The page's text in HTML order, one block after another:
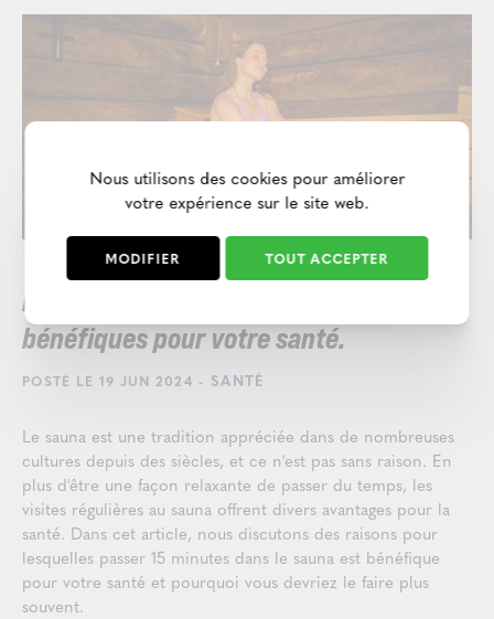
Pourquoi 15 minutes dans le sauna sont
bénéfiques pour votre santé.
POSTÉ LE 19 JUN 2024 - SANTÉ
Le sauna est une tradition appréciée dans de nombreuses
cultures depuis des siècles, et ce n'est pas sans raison. En
plus d'être une façon relaxante de passer du temps, les
visites régulières au sauna offrent divers avantages pour la
santé. Dans cet article, nous discutons des raisons pour
lesquelles passer 15 minutes dans le sauna est bénéfique
pour votre santé et pourquoi vous devriez le faire plus
souvent.
Nous utilisons des cookies pour améliorer
votre expérience sur le site web.
MODIFIER TOUT ACCEPTER